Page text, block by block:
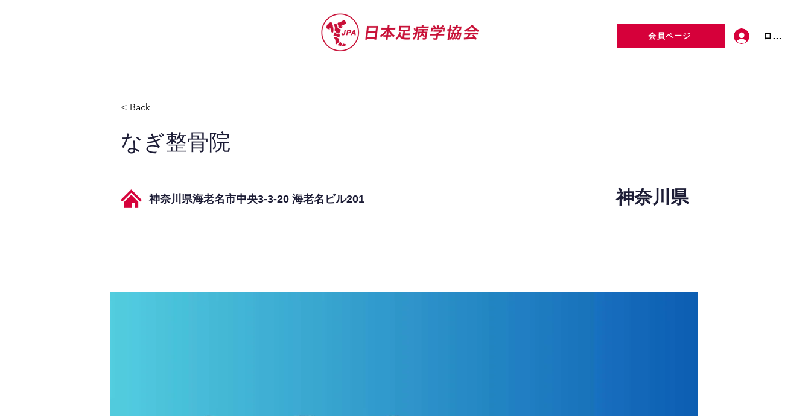
会員ページ ログイン
< Back
なぎ整骨院
神奈川県海老名市中央3-3-20 海老名ビル201 神奈川県